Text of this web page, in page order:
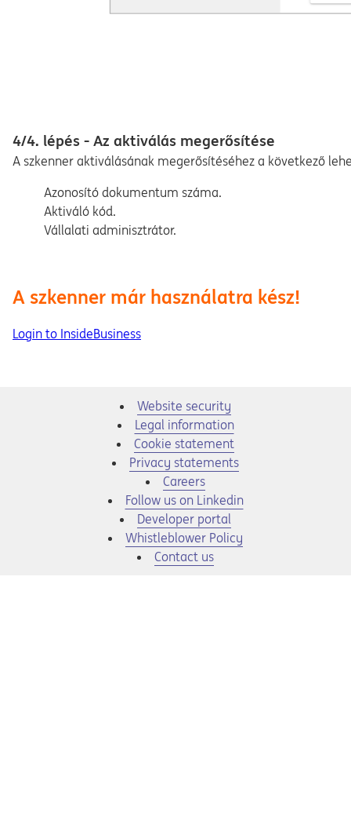
4/4. lépés - Az aktiválás megerősítése
A szkenner aktiválásának megerősítéséhez a következő
Azonosító dokumentum száma.
Aktiváló kód.
Vállalati adminisztrátor.
A szkenner már használatra kész!
Login to InsideBusiness
Website security
Legal information
Cookie statement
Privacy statements
Opens in a new tab
Careers
Opens in a new tab
Follow us on Linkedin
Opens in a new tab
Developer portal
Opens in a new tab
Whistleblower Policy
Contact us